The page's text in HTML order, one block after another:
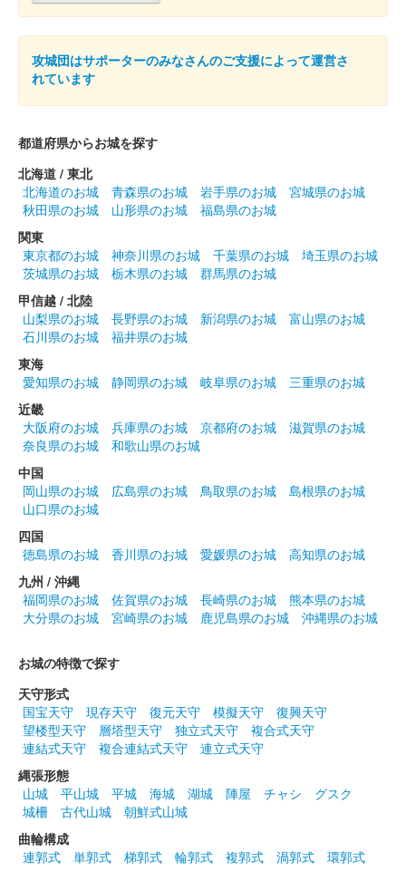
攻城団はサポーターのみなさんのご支援によって運営さ
れています
都道府県からお城を探す
北海道 / 東北
北海道のお城
青森県のお城 岩手県のお城
宮城県のお城
秋田県のお城
山形県のお城
福島県のお城
関東
東京都のお城
神奈川県のお城 千葉県のお城
埼玉県のお城
茨城県のお城
栃木県のお城
群馬県のお城
甲信越 / 北陸
山梨県のお城
長野県のお城 新潟県のお城
富山県のお城
石川県のお城
福井県のお城
東海
愛知県のお城
静岡県のお城 岐阜県のお城
三重県のお城
近畿
大阪府のお城
兵庫県のお城 京都府のお城
滋賀県のお城
奈良県のお城
和歌山県のお城
中国
岡山県のお城
広島県のお城 鳥取県のお城
島根県のお城
山口県のお城
四国
徳島県のお城
香川県のお城 愛媛県のお城
高知県のお城
九州 / 沖縄
福岡県のお城
佐賀県のお城 長崎県のお城
熊本県のお城
大分県のお城
宮崎県のお城 鹿児島県のお城 沖縄県のお城
お城の特徴で探す
天守形式
国宝天守
現存天守 復元天守 模擬天守
復興天守
望楼型天守
層塔型天守 独立式天守
複合式天守
連結式天守
複合連結式天守
連立式天守
縄張形態
山城
平山城 平城 海城 湖城 陣屋 チャシ
グスク
城柵
古代山城
朝鮮式山城
曲輪構成
連郭式
単郭式 梯郭式 輪郭式 複郭式 渦郭式
環郭式